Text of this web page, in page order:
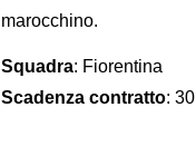
marocchino.
Squadra: Fiorentina
Scadenza contratto: